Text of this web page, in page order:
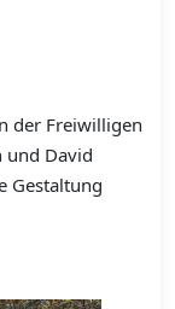
der Freiwilligen
und David
Gestaltung